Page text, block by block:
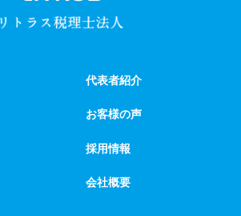
代表者紹介
お客様の声
採用情報
会社概要